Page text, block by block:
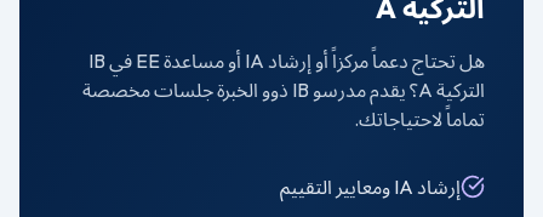
التركية A
هل تحتاج دعماً مركزاً أو إرشاد IA أو مساعدة EE في
IB
التركية A
؟ يقدم مدرسو IB ذوو الخبرة جلسات مخصصة
تماماً لاحتياجاتك.
إرشاد IA ومعايير التقييم